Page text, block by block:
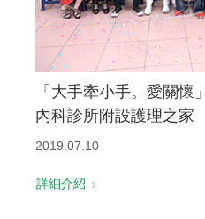
「大手牽小手。愛關
內科診所附設護理之家
2019.07.10
詳細介紹